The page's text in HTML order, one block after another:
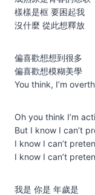
樣樣是框 要困起我
沒什麼 從此想釋放
偏喜歡想想到很多
偏喜歡想模糊美學
You think, I’m
Oh you think I’m
But I know I can’t
I know I can’t
I know I can’t
我是 你是 年歲是